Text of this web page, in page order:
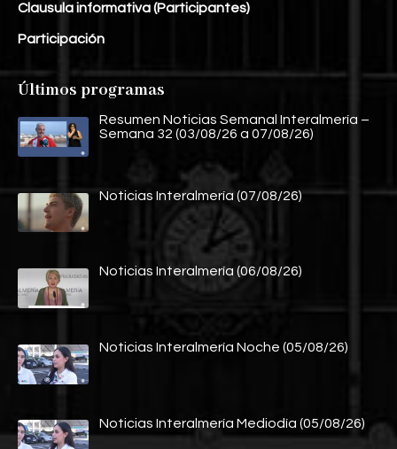
Clausula informativa (Participantes)
Participación
Últimos programas
Resumen Noticias Semanal Interalmería –
Semana 32 (03/08/26 a 07/08/26)
Noticias Interalmería (07/08/26)
Noticias Interalmería (06/08/26)
Noticias Interalmería Noche (05/08/26)
Noticias Interalmería Mediodía (05/08/26)